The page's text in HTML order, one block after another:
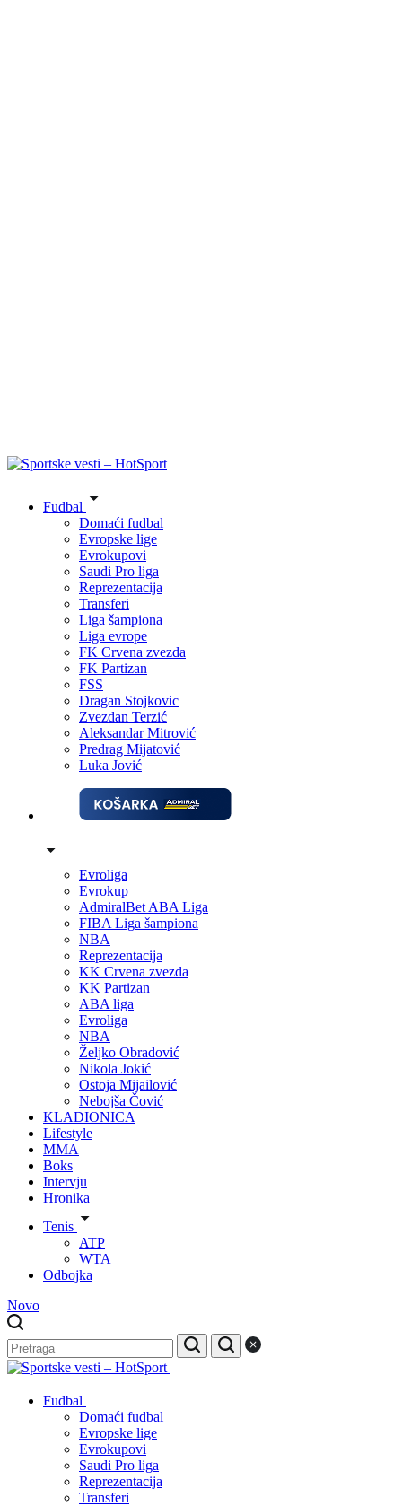
Fudbal
Domaći fudbal
Evropske lige
Evrokupovi
Saudi Pro liga
Reprezentacija
Transferi
Liga šampiona
Liga evrope
FK Crvena zvezda
FK Partizan
FSS
Dragan Stojkovic
Zvezdan Terzić
Aleksandar Mitrović
Predrag Mijatović
Luka Jović
Evroliga
Evrokup
AdmiralBet ABA Liga
FIBA Liga šampiona
NBA
Reprezentacija
KK Crvena zvezda
KK Partizan
ABA liga
Evroliga
NBA
Željko Obradović
Nikola Jokić
Ostoja Mijailović
Nebojša Čović
KLADIONICA
Lifestyle
MMA
Boks
Intervju
Hronika
Tenis
ATP
WTA
Odbojka
Novo
Fudbal
Domaći fudbal
Evropske lige
Evrokupovi
Saudi Pro liga
Reprezentacija
Transferi